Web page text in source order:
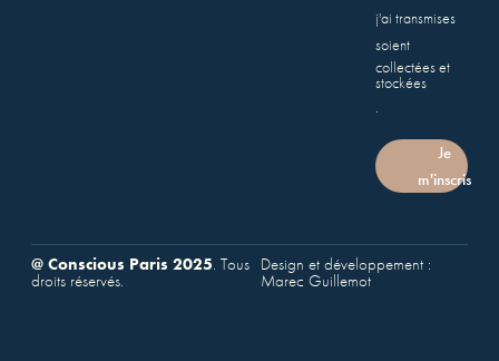
j'ai transmises
soient
collectées et
stockées
.
Je
m'inscris
@ Conscious Paris 2025. Tous
droits réservés.
Design et développement :
Marec Guillemot